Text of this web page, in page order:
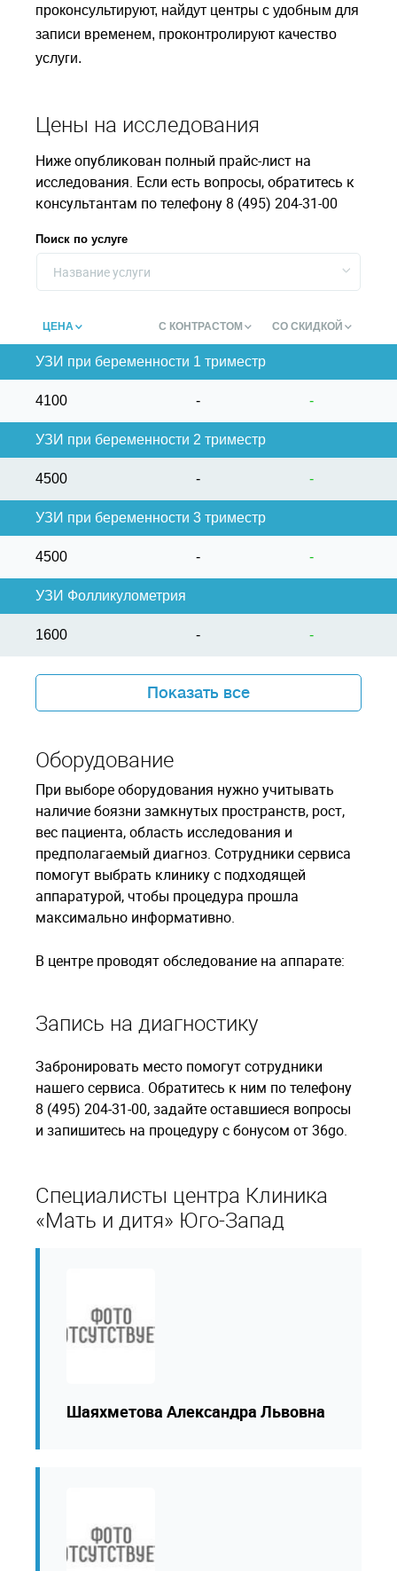
проконсультируют, найдут центры с удобным для
записи временем, проконтролируют качество
услуги.
Цены на исследования
Ниже опубликован полный прайс-лист на
исследования. Если есть вопросы, обратитесь к
консультантам по телефону 8 (495) 204-31-00
Поиск по услуге
Название услуги
ЦЕНА С КОНТРАСТОМ СО СКИДКОЙ
УЗИ при беременности 1 триместр
4100 - -
УЗИ при беременности 2 триместр
4500 - -
УЗИ при беременности 3 триместр
4500 - -
УЗИ Фолликулометрия
1600 - -
Показать все
Оборудование
При выборе оборудования нужно учитывать
наличие боязни замкнутых пространств, рост,
вес пациента, область исследования и
предполагаемый диагноз. Сотрудники сервиса
помогут выбрать клинику с подходящей
аппаратурой, чтобы процедура прошла
максимально информативно.
В центре проводят обследование на аппарате:
Запись на диагностику
Забронировать место помогут сотрудники
нашего сервиса. Обратитесь к ним по телефону
8 (495) 204-31-00, задайте оставшиеся вопросы
и запишитесь на процедуру с бонусом от 36go.
Специалисты центра Клиника
«Мать и дитя» Юго-Запад
Шаяхметова Александра Львовна